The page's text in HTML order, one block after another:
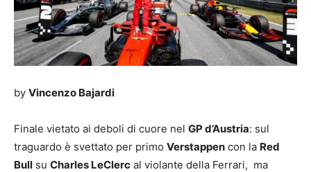
by Vincenzo Bajardi
Finale vietato ai deboli di cuore nel GP d’Austria: sul
traguardo è svettato per primo Verstappen con la Red
Bull su Charles LeClerc al violante della Ferrari, ma